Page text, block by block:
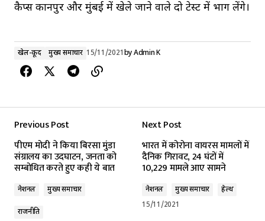
कैप्स कानपुर और मुंबई में खेले जाने वाले दो टेस्ट में भाग लेंगे।
खेल-कूद मुख्य समाचार 15/11/2021byAdmin K
Previous Post
पीएम मोदी ने किया बिरसा मुंडा
संग्रालय का उदघाटन, जनता को
सम्बोधित करते हुए कही ये बात
नेशनल मुख्य समाचार
राजनीति
Next Post
भारत में कोरोना वायरस मामलों में
दैनिक गिरावट, 24 घंटों में
10,229 मामले आए सामने
नेशनल मुख्य समाचार
हेल्थ
15/11/2021